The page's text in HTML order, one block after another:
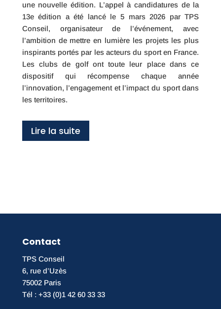
une nouvelle édition. L’appel à candidatures de la
13e édition a été lancé le 5 mars 2026 par TPS
Conseil, organisateur de l’événement, avec
l’ambition de mettre en lumière les projets les plus
inspirants portés par les acteurs du sport en France.
Les clubs de golf ont toute leur place dans ce
dispositif qui récompense chaque année
l’innovation, l’engagement et l’impact du sport dans
les territoires.
Lire la suite
Contact
TPS Conseil
6, rue d’Uzès
75002 Paris
Tél : +33 (0)1 42 60 33 33